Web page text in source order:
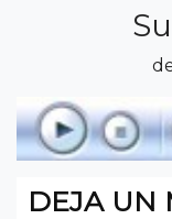
DEJA UN